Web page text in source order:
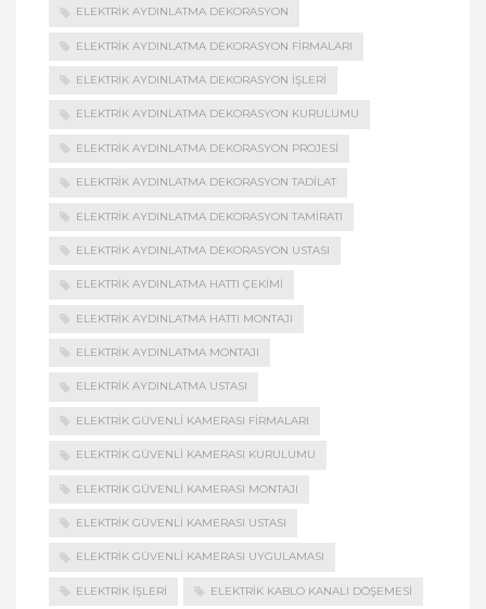
ELEKTRIK AYDINLATMA DEKORASYON
ELEKTRIK AYDINLATMA DEKORASYON FIRMALARI
ELEKTRIK AYDINLATMA DEKORASYON İŞLERI
ELEKTRIK AYDINLATMA DEKORASYON KURULUMU
ELEKTRIK AYDINLATMA DEKORASYON PROJESI
ELEKTRIK AYDINLATMA DEKORASYON TADILAT
ELEKTRIK AYDINLATMA DEKORASYON TAMIRATI
ELEKTRIK AYDINLATMA DEKORASYON USTASI
ELEKTRIK AYDINLATMA HATTI ÇEKIMI
ELEKTRIK AYDINLATMA HATTI MONTAJI
ELEKTRIK AYDINLATMA MONTAJI
ELEKTRIK AYDINLATMA USTASI
ELEKTRIK GÜVENLI KAMERASI FIRMALARI
ELEKTRIK GÜVENLI KAMERASI KURULUMU
ELEKTRIK GÜVENLI KAMERASI MONTAJI
ELEKTRIK GÜVENLI KAMERASI USTASI
ELEKTRIK GÜVENLI KAMERASI UYGULAMASI
ELEKTRIK İŞLERI ELEKTRIK KABLO KANALI DÖŞEMESI